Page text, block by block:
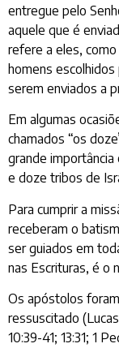
entregue pelo
aquele que é
refere a eles,
homens
serem enviados a
Em algumas
chamados “os
grande
e doze tribos de
Para cumprir a
receberam o
ser guiados em
nas Escrituras, é o
Os apóstolos
ressuscitado
10:39-41; 13:31; 1